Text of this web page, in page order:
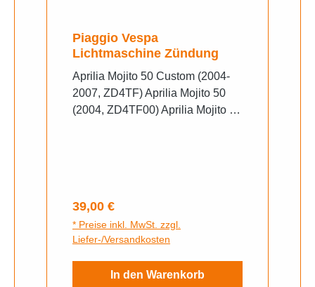
Piaggio Vespa
Lichtmaschine Zündung
Aprilia Mojito 50 Custom (2004-
2007, ZD4TF) Aprilia Mojito 50
(2004, ZD4TF00) Aprilia Mojito 50
Vespa Modern Vespa ET2 50
(1999, ZAPC16000) Piaggio Free
50 (1995-1998, FCS1T) Piaggio
NRG 50 (1996, SAL1T) Piaggio
NRG 50 MC2 DT (1996,
Regulärer Preis:
39,00 €
* Preise inkl. MwSt. zzgl.
Liefer-/Versandkosten
In den Warenkorb